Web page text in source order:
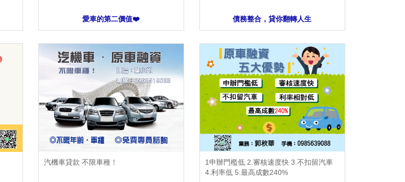
愛車的第二價值❤️ 債務整合，貸你翻轉人生
汽機車貸款 不限車種！
1申辦門檻低 2.審核速度快 3.不扣留汽車
4.利率低 5.最高成數240%